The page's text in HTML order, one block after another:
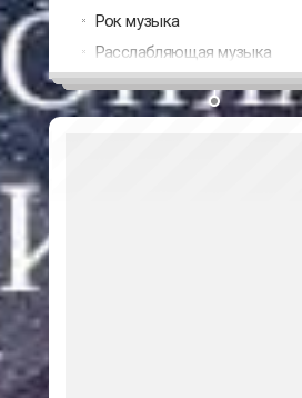
Рок музыка
Расслабляющая музыка